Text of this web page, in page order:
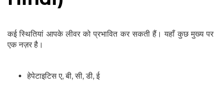
कई स्थितियां आपके लीवर को प्रभावित कर सकती हैं। यहाँ कुछ मुख्य पर
एक नज़र है।
हेपेटाइटिस ए, बी, सी, डी, ई